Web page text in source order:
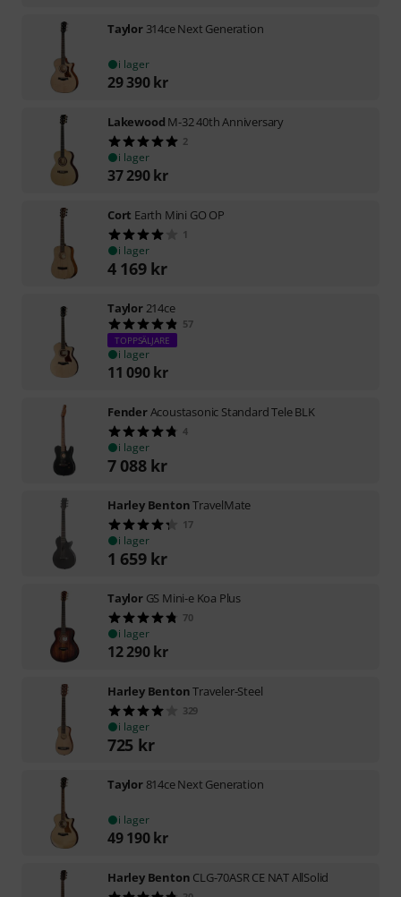
Taylor 314ce Next Generation
i lager
29 390 kr
Lakewood M-32 40th Anniversary
2
i lager
37 290 kr
Cort Earth Mini GO OP
1
i lager
4 169 kr
Taylor 214ce
57
TOPPSÄLJARE
i lager
11 090 kr
FenderAcoustasonic Standard Tele BLK
4
i lager
7 088 kr
Harley BentonTravelMate
17
i lager
1 659 kr
Taylor GS Mini-e Koa Plus
70
i lager
12 290 kr
Harley BentonTraveler-Steel
329
i lager
725 kr
Taylor 814ce Next Generation
i lager
49 190 kr
Harley Benton CLG-70ASR CE NAT AllSolid